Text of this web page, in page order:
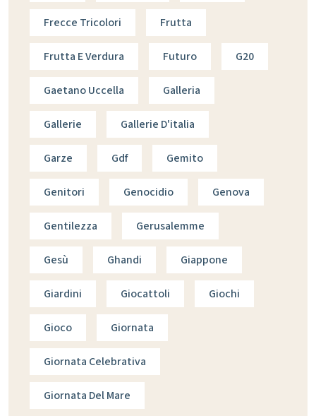
Frecce Tricolori Frutta
Frutta E Verdura Futuro G20
Gaetano Uccella Galleria
Gallerie Gallerie D'italia
Garze Gdf Gemito
Genitori Genocidio Genova
Gentilezza Gerusalemme
Gesù Ghandi Giappone
Giardini Giocattoli Giochi
Gioco Giornata
Giornata Celebrativa
Giornata Del Mare